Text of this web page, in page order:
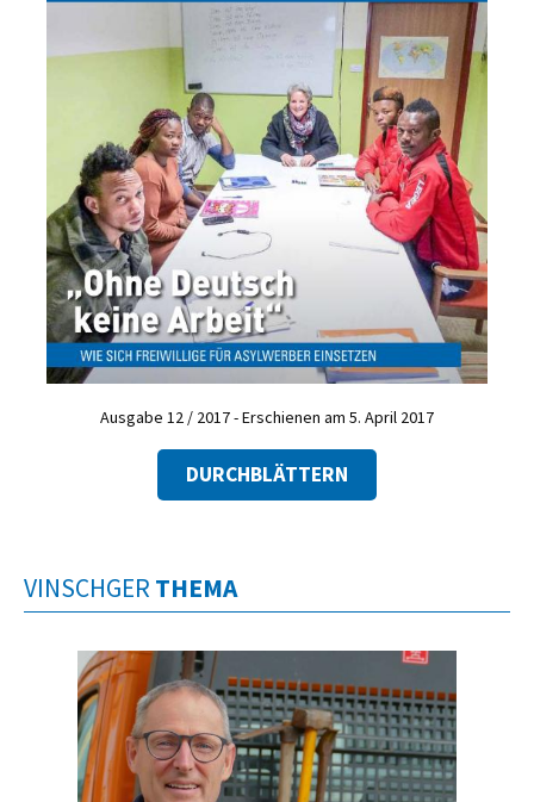
Ausgabe 12 / 2017 - Erschienen am 5. April 2017
DURCHBLÄTTERN
VINSCHGER THEMA